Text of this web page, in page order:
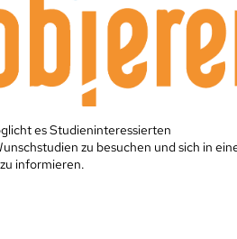
es Studieninteressierten
zu besuchen und sich in
informieren.